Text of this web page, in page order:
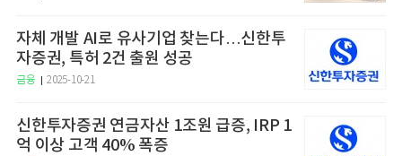
자체 개발 AI로 유사기업 찾는다…신한투
자증권, 특허 2건 출원 성공
금융 2025-10-21
신한투자증권 연금자산 1조원 급증, IRP 1
억 이상 고객 40% 폭증